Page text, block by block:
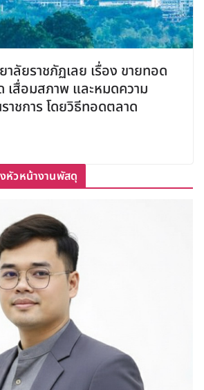
าลัยราชภัฏเลย เรื่อง ขายทอด
เสื่อมสภาพ และหมดความ
าชการ โดยวิธีทอดตลาด
หัวหน้างานพัสดุ